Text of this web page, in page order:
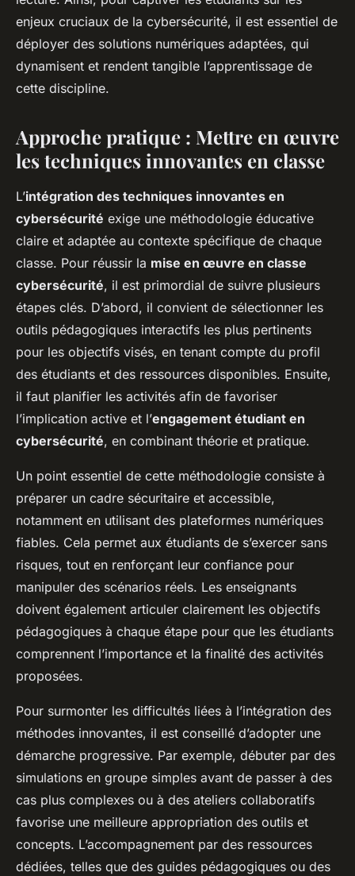
enjeux cruciaux de la cybersécurité, il est essentiel de
déployer des solutions numériques adaptées, qui
dynamisent et rendent tangible l’apprentissage de
cette discipline.
Approche pratique : Mettre en œuvre
les techniques innovantes en classe
L’intégration des techniques innovantes en
cybersécurité exige une méthodologie éducative
claire et adaptée au contexte spécifique de chaque
classe. Pour réussir la mise en œuvre en classe
cybersécurité, il est primordial de suivre plusieurs
étapes clés. D’abord, il convient de sélectionner les
outils pédagogiques interactifs les plus pertinents
pour les objectifs visés, en tenant compte du profil
des étudiants et des ressources disponibles. Ensuite,
il faut planifier les activités afin de favoriser
l’implication active et l’engagement étudiant en
cybersécurité, en combinant théorie et pratique.
Un point essentiel de cette méthodologie consiste à
préparer un cadre sécuritaire et accessible,
notamment en utilisant des plateformes numériques
fiables. Cela permet aux étudiants de s’exercer sans
risques, tout en renforçant leur confiance pour
manipuler des scénarios réels. Les enseignants
doivent également articuler clairement les objectifs
pédagogiques à chaque étape pour que les étudiants
comprennent l’importance et la finalité des activités
proposées.
Pour surmonter les difficultés liées à l’intégration des
méthodes innovantes, il est conseillé d’adopter une
démarche progressive. Par exemple, débuter par des
simulations en groupe simples avant de passer à des
cas plus complexes ou à des ateliers collaboratifs
favorise une meilleure appropriation des outils et
concepts. L’accompagnement par des ressources
dédiées, telles que des guides pédagogiques ou des